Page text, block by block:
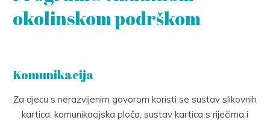
okolinskom podrškom
Komunikacija
Za djecu s nerazvijenim govorom koristi se sustav slikovnih
kartica, komunikacijska ploča, sustav kartica s riječima i